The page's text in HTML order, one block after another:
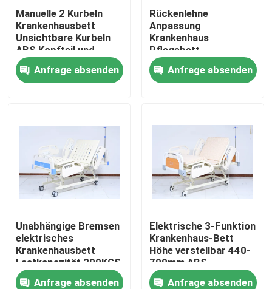
Haus
Produkte
Über uns
Treten Sie mit uns in Verbindung
Nachrichten
Fälle
Fordern Sie ein Zitat
Manuelle 2 Kurbeln
Krankenhausbett
Unsichtbare Kurbeln
ABS Kopfteil und
Endplatte mit 5
'Medizinische stille
Rollen
Anfrage absenden
Rückenlehne
Anpassung
Krankenhaus
Pflegebett
Höhenanpassung ABS
Lifting Guardrail
Anfrage absenden
Unabhängige Bremsen
elektrisches
Krankenhausbett
Lastkapazität 200KGS
Anfrage absenden
Elektrische 3-Funktion
Krankenhaus-Bett
Höhe verstellbar 440-
700mm ABS
Kopfplatte Fußplatte
Anfrage absenden